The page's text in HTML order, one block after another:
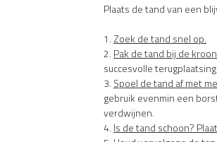
Plaats de tand van een
1. Zoek de tand snel op.
2. Pak de tand bij de
succesvolle
3. Spoel de tand af met
gebruik evenmin een
verdwijnen.
4. Is de tand schoon?